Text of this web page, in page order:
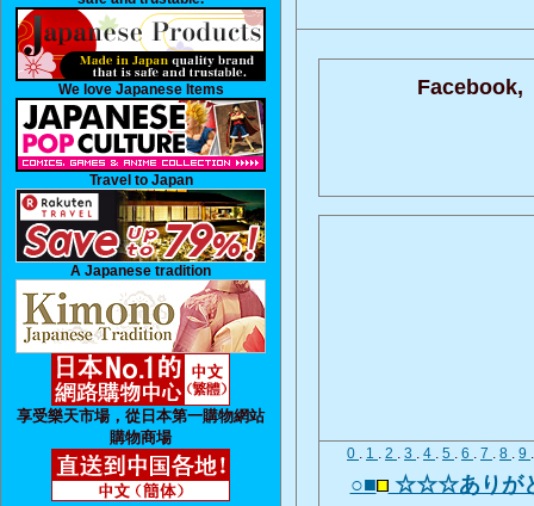
We love Japanese Items
Travel to Japan
A Japanese tradition
享受樂天市場，從日本第一購物網站
購物商場
Facebook,
0 . 1 . 2 . 3 . 4 . 5 . 6 . 7 . 8 . 9
○■ ☆☆☆ありが